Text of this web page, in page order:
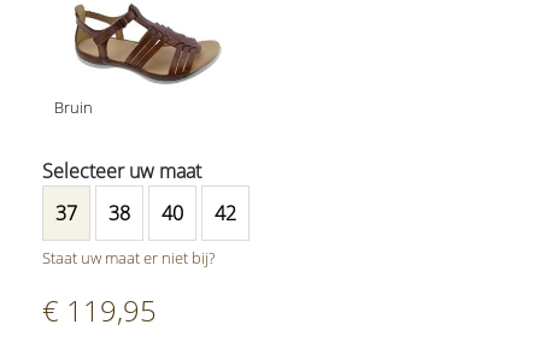
Bruin
37 38 40 42
Staat uw maat er niet bij?
€ 119,95